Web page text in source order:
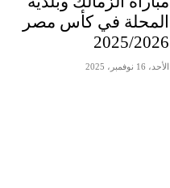
المحلة في كأس مصر
2025/2026
الأحد، 16 نوفمبر، 2025